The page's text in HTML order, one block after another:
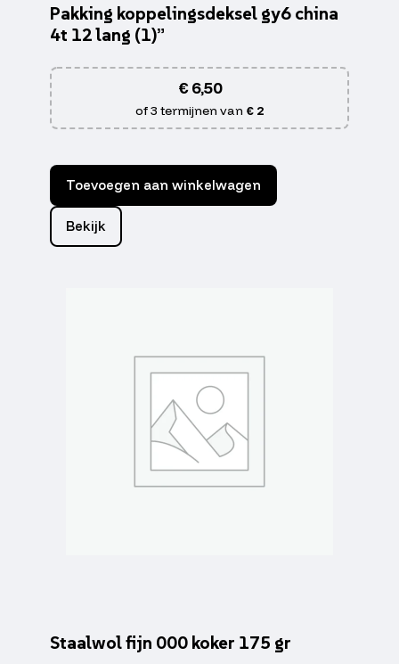
Pakking koppelingsdeksel gy6 china
4t 12 lang (1)”
€6,50
of 3 termijnen van € 2
Toevoegen aan winkelwagen
Bekijk
Staalwol fijn 000 koker 175 gr